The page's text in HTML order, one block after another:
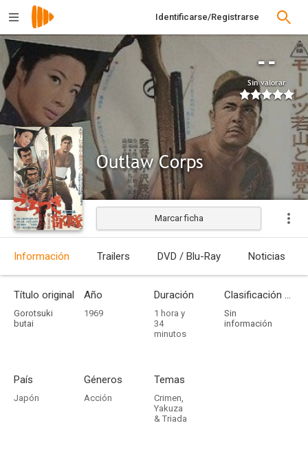
Identificarse/Registrarse
--
Sin valorar
Outlaw Corps
Estrenada
Marcar ficha
Información Trailers DVD / Blu-Ray Noticias
Título original
Gorotsuki
butai
Año
1969
Duración
1 hora y
34
minutos
Clasificación por edades
Sin
información
País
Japón
Géneros
Acción
Temas
Crimen,
Yakuza
& Triada